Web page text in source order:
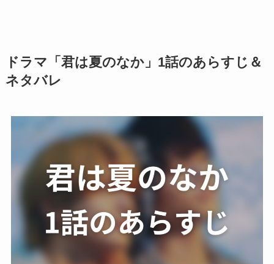
ドラマ「君は夏のなか」1話のあらすじ＆
ネタバレ